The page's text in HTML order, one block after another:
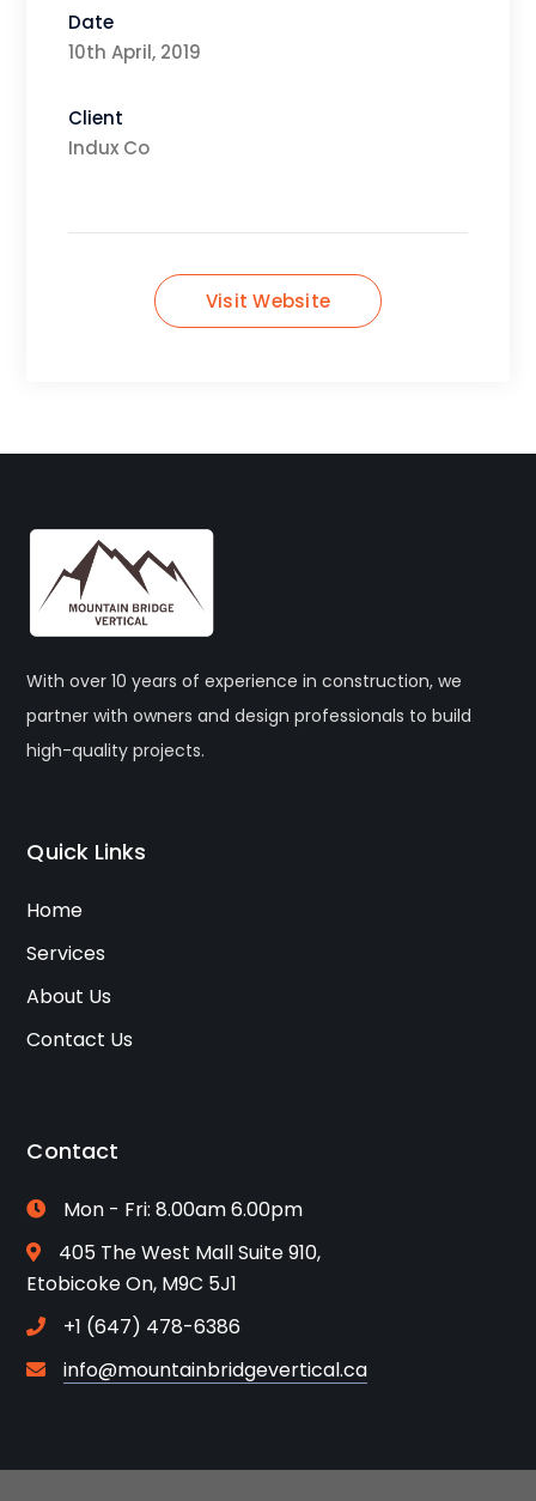
Date
10th April, 2019
Client
Indux Co
Visit Website
With over 10 years of experience in construction, we
partner with owners and design professionals to build
high-quality projects.
Quick Links
Home
Services
About Us
Contact Us
Contact
Mon - Fri: 8.00am 6.00pm
405 The West Mall Suite 910,
Etobicoke On, M9C 5J1
+1 (647) 478-6386
info@mountainbridgevertical.ca